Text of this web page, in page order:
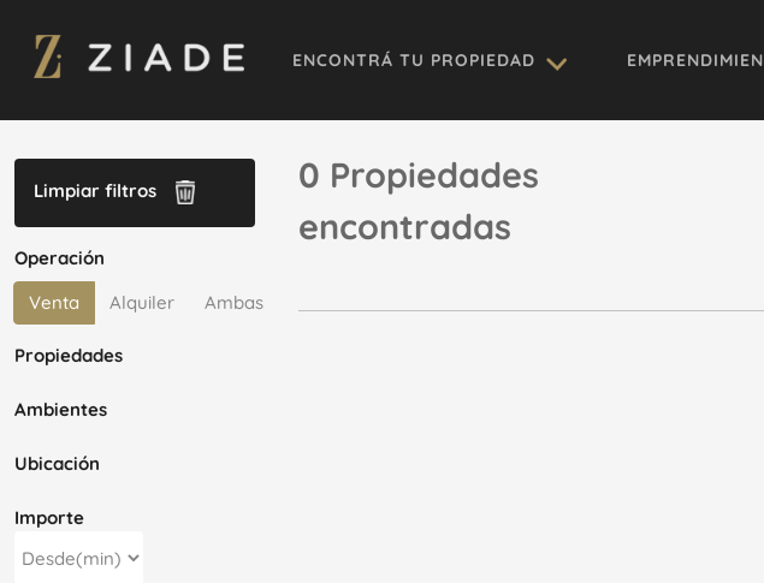
ENCONTRÁ TU PROPIEDAD
Limpiar filtros
Operación
Venta
Alquiler Ambas
Propiedades
Ambientes
Ubicación
Importe
0 Propiedades
encontradas